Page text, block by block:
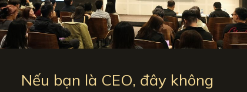
Nếu bạn là CEO, đây không